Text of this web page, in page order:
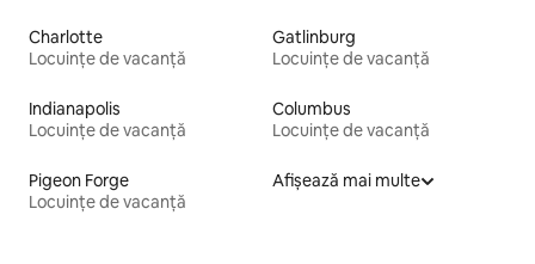
Charlotte
Locuințe de vacanță
Gatlinburg
Locuințe de vacanță
Indianapolis
Locuințe de vacanță
Columbus
Locuințe de vacanță
Pigeon Forge
Locuințe de vacanță
Afișează mai multe